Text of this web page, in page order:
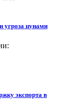
угроза цунами
экспорта в